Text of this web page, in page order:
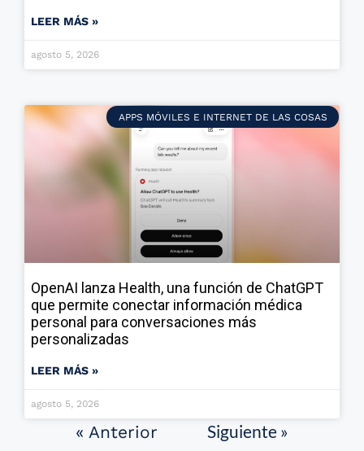
LEER MÁS »
agosto 5, 2026
APPS MÓVILES E INTERNET DE LAS COSAS
OpenAI lanza Health, una función de ChatGPT
que permite conectar información médica
personal para conversaciones más
personalizadas
LEER MÁS »
agosto 5, 2026
« Anterior Siguiente »